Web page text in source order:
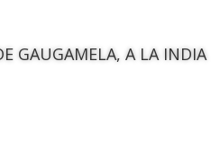
GAUGAMELA, A LA INDIA